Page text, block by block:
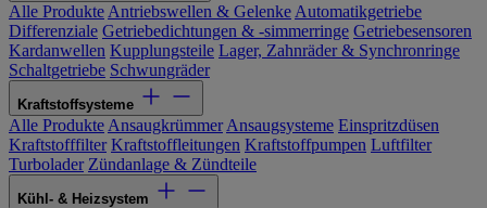
Alle Produkte Antriebswellen & Gelenke Automatikgetriebe
Differenziale Getriebedichtungen & -simmerringe Getriebesensoren
Kardanwellen Kupplungsteile Lager, Zahnräder & Synchronringe
Schaltgetriebe Schwungräder
Kraftstoffsysteme
Alle Produkte Ansaugkrümmer Ansaugsysteme Einspritzdüsen
Kraftstofffilter Kraftstoffleitungen Kraftstoffpumpen Luftfilter
Turbolader Zündanlage & Zündteile
Kühl- & Heizsystem